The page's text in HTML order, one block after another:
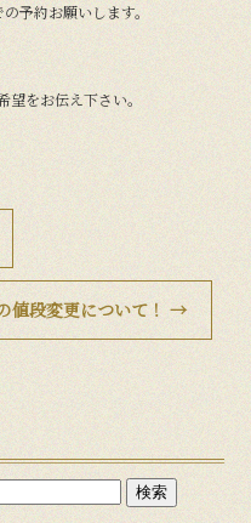
予約お願いします。
をお伝え下さい。
値段変更について！ →